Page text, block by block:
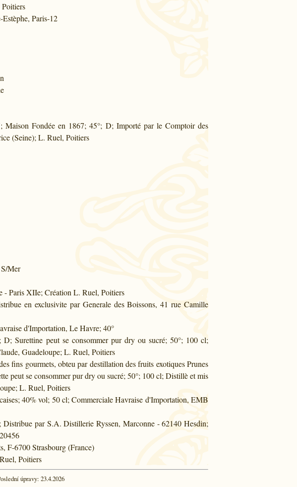
Paris-12
Fondée en 1867; 45°; D; Importé par le Comptoir des
(Seine); L. Ruel, Poitiers
Mer
- Paris XIIe; Création L. Ruel, Poitiers
en exclusivite par Generale des Boissons, 41 rue Camille
d'Importation, Le Havre; 40°
Surettine peut se consommer pur dry ou sucré; 50°; 100 cl;
Guadeloupe; L. Ruel, Poitiers
fins gourmets, obteu par destillation des fruits exotiques Prunes
peut se consommer pur dry ou sucré; 50°; 100 cl; Distillè et mis
L. Ruel, Poitiers
40% vol; 50 cl; Commerciale Havraise d'Importation, EMB
par S.A. Distillerie Ryssen, Marconne - 62140 Hesdin;
F-6700 Strasbourg (France)
Poitiers
úpravy: 23.4.2026